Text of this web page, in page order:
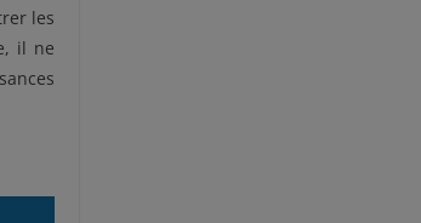
les
il ne